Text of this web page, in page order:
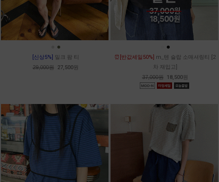
●
[신상5%] 밀크 팜 티
29,000원 27,500원
●
⏰[반값세일50%] m_텐 슬랍 소매셔링티 [2
차 재입고]
37,000원 18,500원